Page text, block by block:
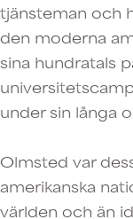
tjänsteman och
den moderna
sina hundratals
under sin långa
Olmsted var
amerikanska
världen och än